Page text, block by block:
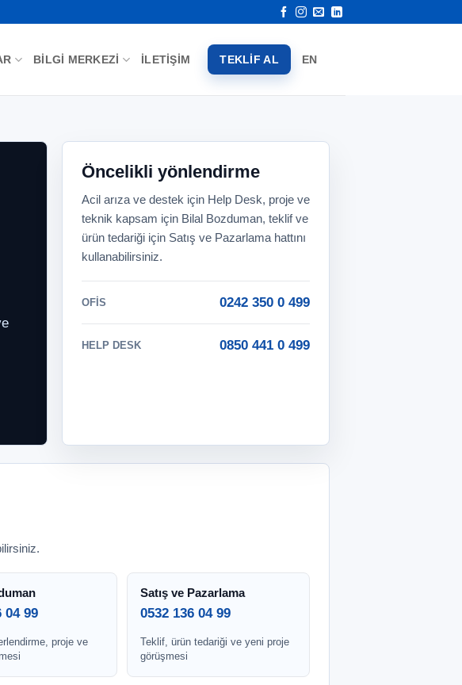
BILGI MERKEZI İLETIŞIM TEKLIF AL EN
Öncelikli yönlendirme
Acil arıza ve destek için Help Desk, proje ve
teknik kapsam için Bilal Bozduman, teklif ve
ürün tedariği için Satış ve Pazarlama hattını
kullanabilirsiniz.
OFIS 0242 350 0 499
HELP DESK 0850 441 0 499
04 99
proje ve
Satış ve Pazarlama
0532 136 04 99
Teklif, ürün tedariği ve yeni proje
görüşmesi